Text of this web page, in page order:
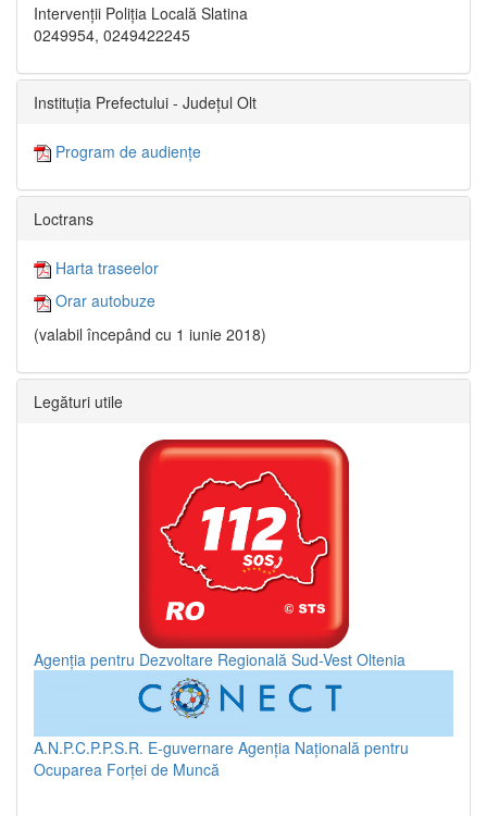
Intervenții Poliția Locală Slatina
0249954, 0249422245
Instituția Prefectului - Județul Olt
Program de audiențe
Loctrans
Harta traseelor
Orar autobuze
(valabil începând cu 1 iunie 2018)
Legături utile
Agenția pentru Dezvoltare Regională Sud-Vest Oltenia
A.N.P.C.P.P.S.R. E-guvernare Agenția Națională pentru
Ocuparea Forței de Muncă